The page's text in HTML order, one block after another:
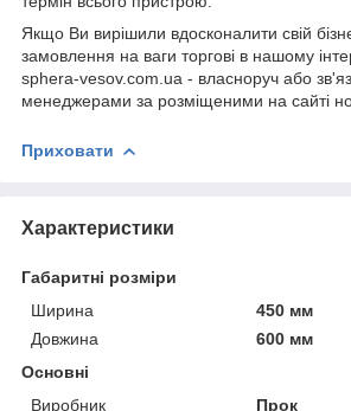
Якщо Ви вирішили вдосконалити свій
замовлення на ваги торгові в нашому
sphera-vesov.com.ua - власноруч або
менеджерами за розміщеними на сайті
Приховати
Характеристики
Габаритні розміри
Ширина
450 мм
Довжина
600 мм
Основні
Виробник
Прок